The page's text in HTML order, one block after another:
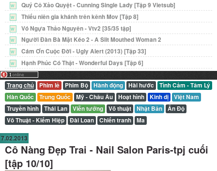
W Quý Cô Xảo Quyệt - Cunning Single Lady [Tập 9 Vietsub]
W Thiếu niên gia khánh trên kênh Mov [Tập 8]
W Vó Ngựa Thảo Nguyên - Vtv2 [35/35 tập]
W Người Đàn Bà Mặt Kéo 2 - A Slit Mouthed Woman 2
W Cám Ơn Cuộc Đời - Ugly Alert (2013) [Tập 33]
W Hạnh Phúc Có Thật - Wonderful Days [Tập 6]
Trang chủ Phim lẻ Phim Bộ Hành động Hài hước
Tình Cảm - Tâm Lý
Hàn Quốc
Trung Quốc Mỹ - Châu Âu Hoạt hình Kinh dị
Việt Nam
Truyền hình
Thái Lan Viễn tưởng Võ thuật Nhật Bản
Ấn Độ
Võ Thuật - Kiếm Hiệp
Đài Loan Chiến tranh Ma
7.02.2013
Cô Nàng Đẹp Trai - Nail Salon Paris-tpj cuối
[tập 10/10]